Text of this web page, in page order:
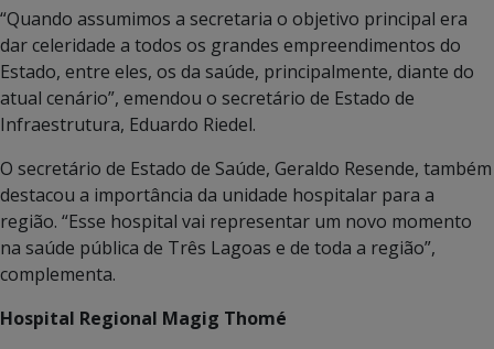
“Quando assumimos a secretaria o objetivo principal era
dar celeridade a todos os grandes empreendimentos do
Estado, entre eles, os da saúde, principalmente, diante do
atual cenário”, emendou o secretário de Estado de
Infraestrutura, Eduardo Riedel.
O secretário de Estado de Saúde, Geraldo Resende, também
destacou a importância da unidade hospitalar para a
região. “Esse hospital vai representar um novo momento
na saúde pública de Três Lagoas e de toda a região”,
complementa.
Hospital Regional Magig Thomé